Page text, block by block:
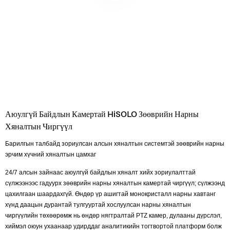
Аюулгүй Байдлын Камертай HiSOLO Зөөврийн Нарны
Хяналтын Чиргүүл
Барилгын талбайд зориулсан алсын хяналтын системтэй зөөврийн нарны
эрчим хүчний хяналтын цамхаг
24/7 алсын зайнаас аюулгүй байдлын хяналт хийх зориулалттай
сүлжээнээс гадуурх зөөврийн нарны хяналтын камертай чиргүүл; сүлжээнд
цахилгаан шаардахгүй. Өндөр үр ашигтай монокристалл нарны хавтанг
хүнд даацын дурантай тулгууртай хослуулсан нарны хяналтын
чиргүүлийн төхөөрөмж нь өндөр нягтралтай PTZ камер, дулааны дүрслэл,
хиймэл оюун ухаанаар удирддаг аналитикийн тогтвортой платформ болж